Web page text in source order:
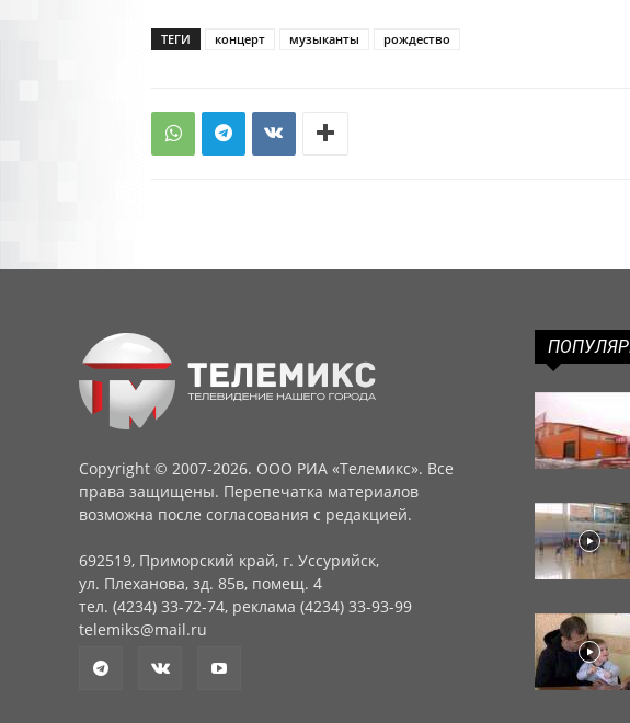
ТЕГИ концерт музыканты рождество
Copyright © 2007-2026. ООО РИА «Телемикс». Все
права защищены. Перепечатка материалов
возможна после согласования с редакцией.
692519, Приморский край, г. Уссурийск,
ул. Плеханова, зд. 85в, помещ. 4
тел. (4234) 33-72-74, реклама (4234) 33-93-99
telemiks@mail.ru